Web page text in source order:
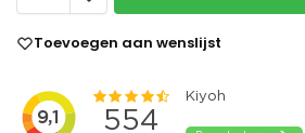
Toevoegen aan wenslijst